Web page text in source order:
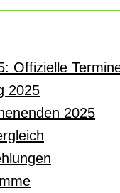
Offizielle
2025
2025